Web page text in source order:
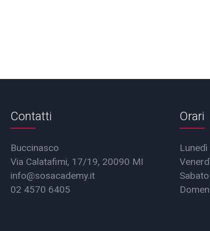
Contatti
Buccinasco
Via Calatafimi, 17/19, 20090 MI
info@sosacademy.it
02 4570 6405
Orari